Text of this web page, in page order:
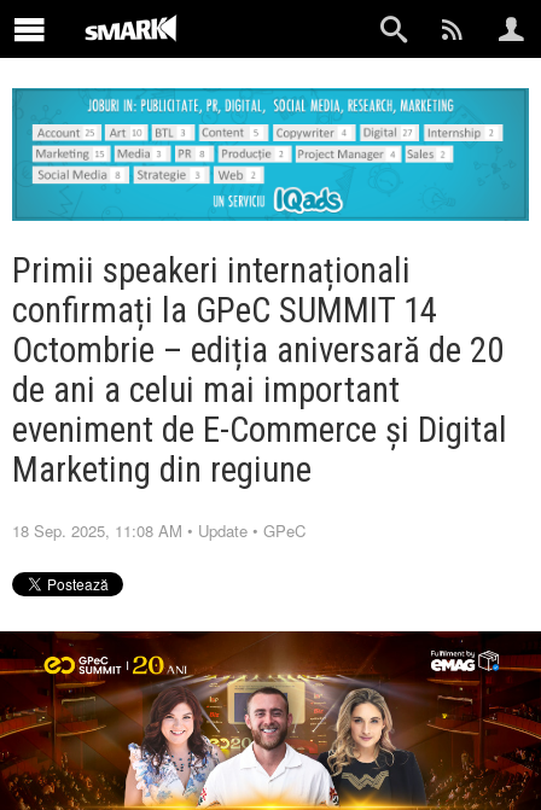
Primii speakeri internaționali
confirmați la GPeC SUMMIT 14
Octombrie – ediția aniversară de 20
de ani a celui mai important
eveniment de E-Commerce și Digital
Marketing din regiune
18 Sep. 2025, 11:08 AM • Update • GPeC